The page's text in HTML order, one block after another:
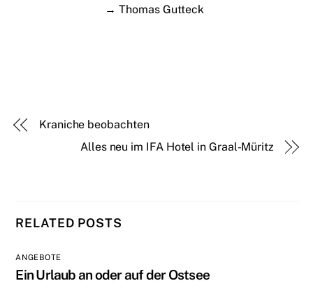
→ Thomas Gutteck
Kraniche beobachten
Alles neu im IFA Hotel in Graal-Müritz
RELATED POSTS
ANGEBOTE
Ein Urlaub an oder auf der Ostsee